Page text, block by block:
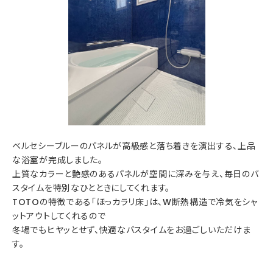
ベルセシーブルーのパネルが高級感と落ち着きを演出する、上品
な浴室が完成しました。
上質なカラーと艶感のあるパネルが空間に深みを与え、毎日のバ
スタイムを特別なひとときにしてくれます。
TOTOの特徴である「ほっカラリ床」は、W断熱構造で冷気をシャ
ットアウトしてくれるので
冬場でもヒヤッとせず、快適なバスタイムをお過ごしいただけま
す。